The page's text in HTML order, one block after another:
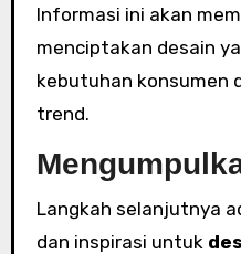
Informasi ini akan
menciptakan desain
kebutuhan konsumen
trend.
Langkah selanjutnya
dan inspirasi untuk